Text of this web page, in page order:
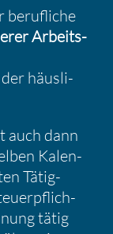
beruf­liche
Arbeits­
der häusli­
auch dann
Kalen­
Tätig­
tätig